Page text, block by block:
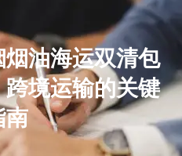
油海运双清包
境运输的关键
南